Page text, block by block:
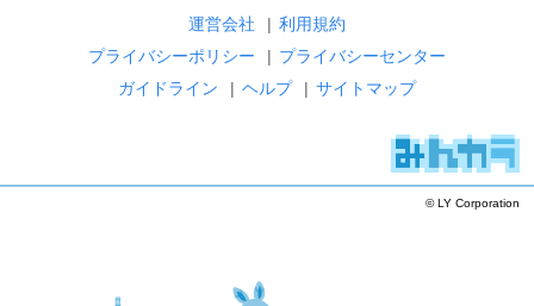
運営会社 | 利用規約
プライバシーポリシー
| プライバシーセンター
ガイドライン
| ヘルプ | サイトマップ
© LY Corporation